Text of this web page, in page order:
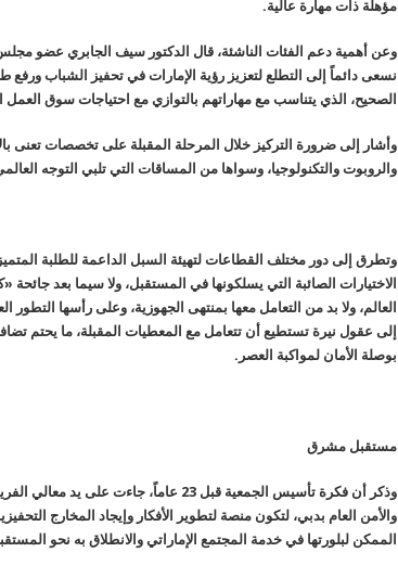
مؤهلة ذات مهارة عالية.
وعن أهمية دعم الفئات الناشئة، قال الدكتور سيف الجابري عضو مجلس
نسعى دائماً إلى التطلع لتعزيز رؤية الإمارات في تحفيز الشباب ورفع
الصحيح، الذي يتناسب مع مهاراتهم بالتوازي مع احتياجات سوق العمل
وأشار إلى ضرورة التركيز خلال المرحلة المقبلة على تخصصات تعنى
والروبوت والتكنولوجيا، وسواها من المساقات التي تلبي التوجه
وتطرق إلى دور مختلف القطاعات لتهيئة السبل الداعمة للطلبة
الاختيارات الصائبة التي يسلكونها في المستقبل، ولا سيما بعد
العالم، ولا بد من التعامل معها بمنتهى الجهوزية، وعلى رأسها التطور
إلى عقول نيرة تستطيع أن تتعامل مع المعطيات المقبلة، ما يحتم
بوصلة الأمان لمواكبة العصر.
مستقبل مشرق
وذكر أن فكرة تأسيس الجمعية قبل 23 عاماً،
والأمن العام بدبي، لتكون منصة لتطوير الأفكار وإيجاد المخارج
الممكن لبلورتها في خدمة المجتمع الإماراتي والانطلاق به نحو